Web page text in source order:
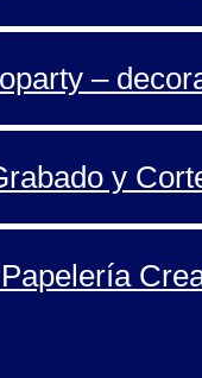
–
y